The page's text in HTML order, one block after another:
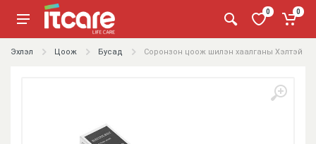
0 0
Эхлэл Цоож Бусад Соронзон цоож шилэн хаалганы Хэлтэй